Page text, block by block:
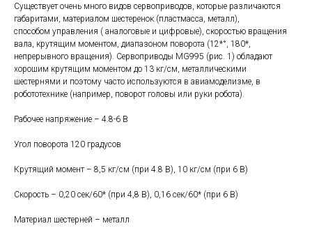
Существует очень много видов сервоприводов, которые различаются
габаритами, материалом шестеренок (пластмасса, металл),
способом управления ( аналоговые и цифровые), скоростью вращения
вала, крутящим моментом, диапазоном поворота (12*°, 180*,
непрерывного вращения). Сервоприводы MG995 (рис. 1) обладают
хорошим крутящим моментом до 13 кг/см, металлическими
шестернями и поэтому часто используются в авиамоделизме, в
робототехнике (например, поворот головы или руки робота).
Рабочее напряжение – 4.8-6 В
Угол поворота 120 градусов
Крутящий момент – 8,5 кг/см (при 4.8 В), 10 кг/см (при 6 В)
Скорость – 0,20 сек/60* (при 4,8 В), 0,16 сек/60* (при 6 В)
Материал шестерней – металл